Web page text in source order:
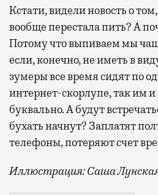
Кстати, видели новость о
вообще перестала пить? А
Потому что выпиваем мы
если, конечно, не иметь в
зумеры все время сидят по
интернет-скорлупе, так им
буквально. А будут
бухать начнут? Заплатят
телефоны, потеряют счет
Иллюстрация: Саша